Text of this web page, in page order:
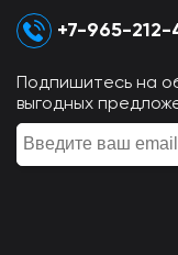
+7-965-
Подпишитесь на
выгодных